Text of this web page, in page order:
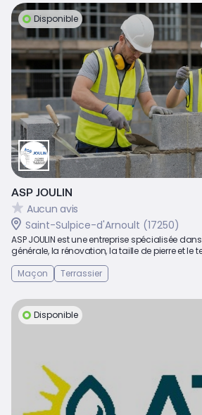
Disponible
ASP JOULIN
Aucun avis
Saint-Sulpice-d'Arnoult (17250)
ASP JOULIN est une entreprise spécialisée
générale, la rénovation, la taille de pierre et le
Maçon
Terrassier
Disponible